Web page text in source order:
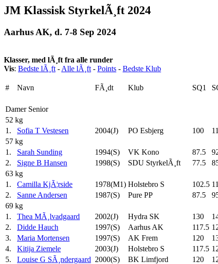
JM Klassisk StyrkelÃ¸ft 2024
Aarhus AK, d. 7-8 Sep 2024
Klasser, med lÃ¸ft fra alle runder
Vis: Bedste lÃ¸ft - Alle lÃ¸ft - Points - Bedste Klub
# Navn FÃ¸dt Klub SQ1
Damer Senior
52 kg
1.
Sofia T Vestesen 2004(J) PO Esbjerg 100
57 kg
1.
Sarah Sunding 1994(S) VK Kono 87.5
2.
Signe B Hansen 1998(S) SDU StyrkelÃ¸ft 77.5
63 kg
1.
Camilla KjÃ¦rside 1978(M1) Holstebro S 102.5
2.
Sanne Andersen 1987(S) Pure PP 87.5
69 kg
1.
Thea MÃ¸lvadgaard 2002(J) Hydra SK 130
2.
Didde Hauch 1997(S) Aarhus AK 117.5
3.
Maria Mortensen 1997(S) AK Frem 120
4.
Kitija Ziemele 2003(J) Holstebro S 117.5
5.
Louise G SÃ¸ndergaard 2000(S) BK Limfjord 120